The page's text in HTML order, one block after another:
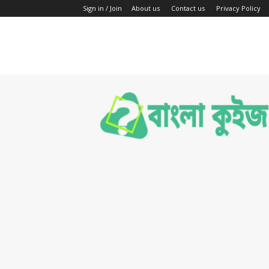
Sign in / Join About us Contact us Privacy Policy
Bengali
Quiz